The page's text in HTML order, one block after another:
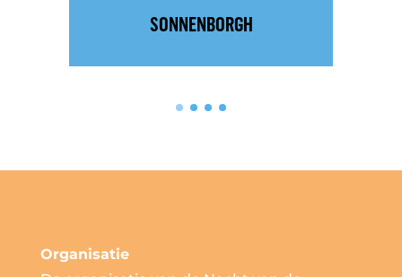
SONNENBORGH
Organisatie